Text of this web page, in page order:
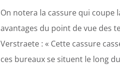
On notera la cassure qui coupe
avantages du point de vue des
Verstraete : « Cette cassure
ces bureaux se situent le long